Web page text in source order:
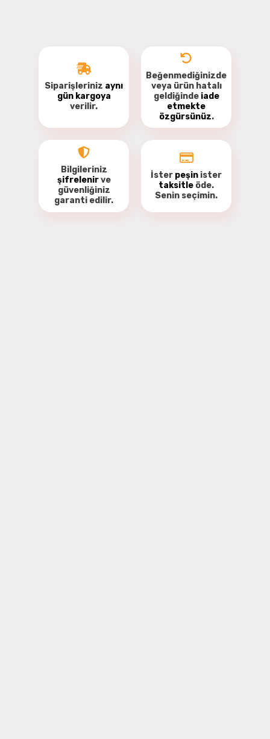
Siparişleriniz aynı
gün kargoya
verilir.
Beğenmediğinizde
veya ürün hatalı
geldiğinde iade
etmekte
özgürsünüz.
Bilgileriniz
şifrelenirve
güvenliğiniz
garanti edilir.
İster peşin ister
taksitle öde.
Senin seçimin.